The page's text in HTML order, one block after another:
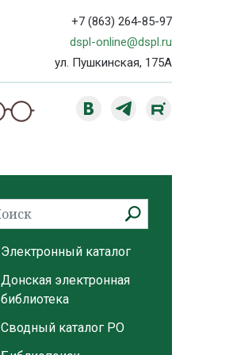
+7 (863) 264-85-97
dspl-online@dspl.ru
ул. Пушкинская, 175А
Электронный каталог
Донская электронная
библиотека
Сводный каталог РО